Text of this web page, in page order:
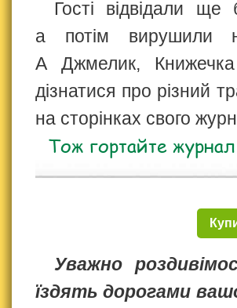
Гості відвідали ще
а потім вирушили
А Джмелик,
дізнатися про різний
на сторінках свого
Тож гортайте
Уважно
їздять дорогами